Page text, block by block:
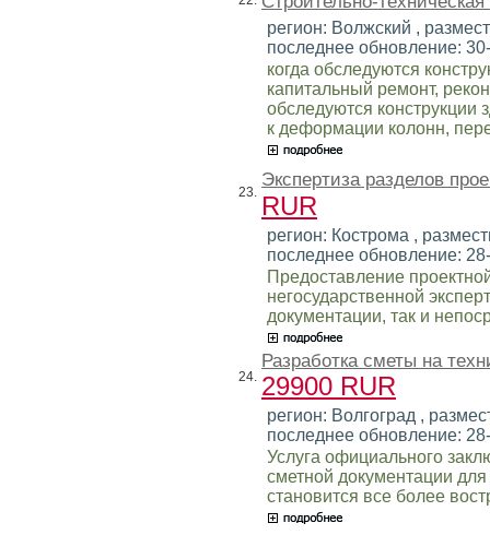
регион: Волжский ,
последнее обновление:
когда обследуются
капитальный ремонт,
обследуются
к деформации колонн,
23.
Экспертиза разделов
RUR
регион: Кострома ,
последнее обновление:
Предоставление
негосударственной
документации, так и
24.
Разработка сметы на
29900 RUR
регион: Волгоград ,
последнее обновление:
Услуга официального
сметной документации
становится все более